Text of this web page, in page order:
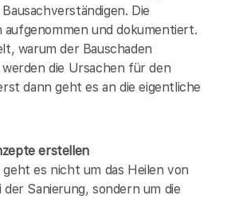
Die
aufgenommen und dokumentiert.
warum der Bauschaden
die Ursachen für den
dann geht es an die eigentliche
erstellen
es nicht um das Heilen von
der Sanierung, sondern um die